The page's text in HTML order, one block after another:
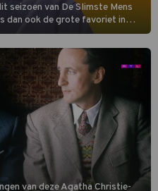
seizoen van De Slimste Mens
dan ook de grote favoriet in
inbreng, want komiek
aan de jurytafel.
van deze Agatha Christie-